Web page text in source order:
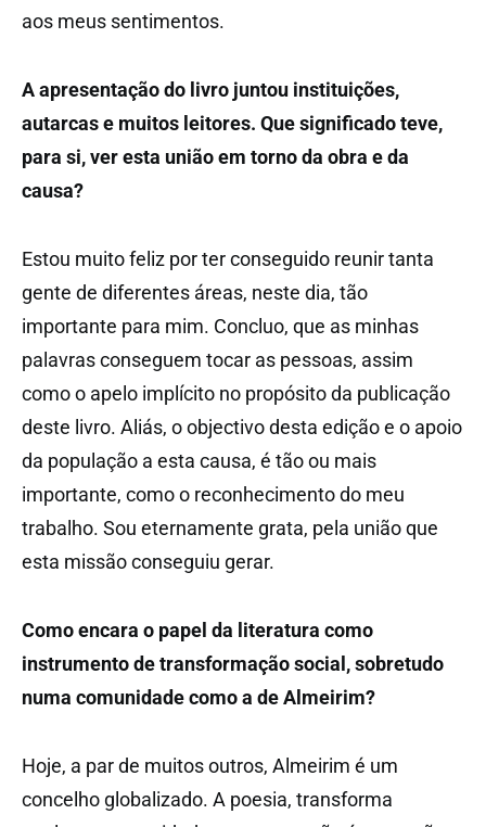
aos meus sentimentos.
A apresentação do livro juntou instituições,
autarcas e muitos leitores. Que significado teve,
para si, ver esta união em torno da obra e da
causa?
Estou muito feliz por ter conseguido reunir tanta
gente de diferentes áreas, neste dia, tão
importante para mim. Concluo, que as minhas
palavras conseguem tocar as pessoas, assim
como o apelo implícito no propósito da publicação
deste livro. Aliás, o objectivo desta edição e o apoio
da população a esta causa, é tão ou mais
importante, como o reconhecimento do meu
trabalho. Sou eternamente grata, pela união que
esta missão conseguiu gerar.
Como encara o papel da literatura como
instrumento de transformação social, sobretudo
numa comunidade como a de Almeirim?
Hoje, a par de muitos outros, Almeirim é um
concelho globalizado. A poesia, transforma